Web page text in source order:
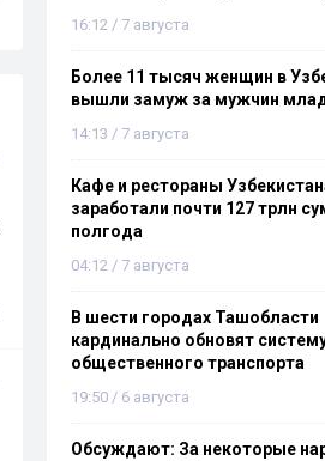
16:12 / 7 августа
Более 11 тысяч женщин в
вышли замуж за мужчин
14:13 / 7 августа
Кафе и рестораны
заработали почти 127 трлн
полгода
04:12 / 7 августа
В шести городах Ташобласти
кардинально обновят
общественного транспорта
19:50 / 6 августа
Обсуждают: За некоторые